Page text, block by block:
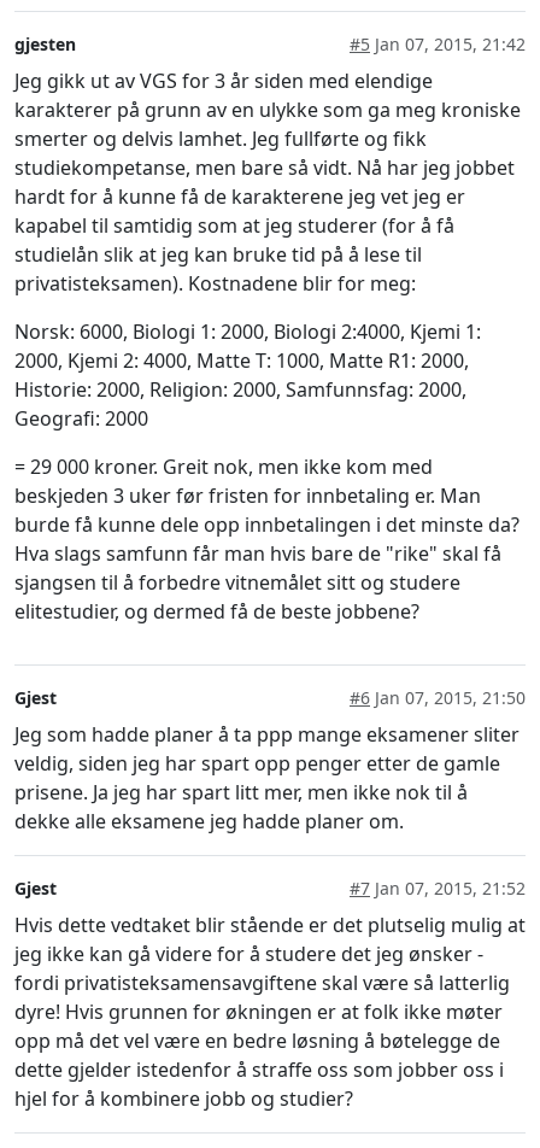
gjesten #5 Jan 07, 2015, 21:42
Jeg gikk ut av VGS for 3 år siden med elendige
karakterer på grunn av en ulykke som ga meg kroniske
smerter og delvis lamhet. Jeg fullførte og fikk
studiekompetanse, men bare så vidt. Nå har jeg jobbet
hardt for å kunne få de karakterene jeg vet jeg er
kapabel til samtidig som at jeg studerer (for å få
studielån slik at jeg kan bruke tid på å lese til
privatisteksamen). Kostnadene blir for meg:
Norsk: 6000, Biologi 1: 2000, Biologi 2:4000, Kjemi 1:
2000, Kjemi 2: 4000, Matte T: 1000, Matte R1: 2000,
Historie: 2000, Religion: 2000, Samfunnsfag: 2000,
Geografi: 2000
= 29 000 kroner. Greit nok, men ikke kom med
beskjeden 3 uker før fristen for innbetaling er. Man
burde få kunne dele opp innbetalingen i det minste da?
Hva slags samfunn får man hvis bare de "rike" skal få
sjangsen til å forbedre vitnemålet sitt og studere
elitestudier, og dermed få de beste jobbene?
Gjest #6 Jan 07, 2015, 21:50
Jeg som hadde planer å ta ppp mange eksamener sliter
veldig, siden jeg har spart opp penger etter de gamle
prisene. Ja jeg har spart litt mer, men ikke nok til å
dekke alle eksamene jeg hadde planer om.
Gjest #7 Jan 07, 2015, 21:52
Hvis dette vedtaket blir stående er det plutselig mulig at
jeg ikke kan gå videre for å studere det jeg ønsker -
fordi privatisteksamensavgiftene skal være så latterlig
dyre! Hvis grunnen for økningen er at folk ikke møter
opp må det vel være en bedre løsning å bøtelegge de
dette gjelder istedenfor å straffe oss som jobber oss i
hjel for å kombinere jobb og studier?